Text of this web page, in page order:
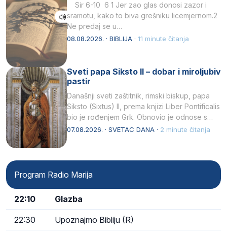
Sir 6-10 6 1 Jer zao glas donosi zazor i
sramotu, kako to biva grešniku licemjernom.2
Ne predaj se u…
08.08.2026. · BIBLIJA · 11 minute čitanja
Sveti papa Siksto II – dobar i miroljubiv
pastir
Današnji sveti zaštitnik, rimski biskup, papa
Siksto (Sixtus) II, prema knjizi Liber Pontificalis
bio je rođenjem Grk. Obnovio je odnose s
afričkim…
07.08.2026. · SVETAC DANA · 2 minute čitanja
Program Radio Marija
22:10 Glazba
22:30 Upoznajmo Bibliju (R)